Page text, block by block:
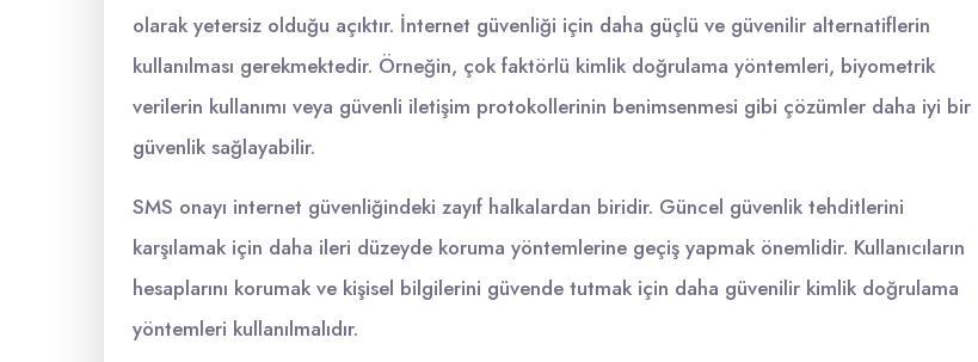
olarak yetersiz olduğu açıktır. İnternet güvenliği için daha güçlü ve güvenilir alternatiflerin
kullanılması gerekmektedir. Örneğin, çok faktörlü kimlik doğrulama yöntemleri, biyometrik
verilerin kullanımı veya güvenli iletişim protokollerinin benimsenmesi gibi çözümler daha iyi bir
güvenlik sağlayabilir.
SMS onayı internet güvenliğindeki zayıf halkalardan biridir. Güncel güvenlik tehditlerini
karşılamak için daha ileri düzeyde koruma yöntemlerine geçiş yapmak önemlidir. Kullanıcıların
hesaplarını korumak ve kişisel bilgilerini güvende tutmak için daha güvenilir kimlik doğrulama
yöntemleri kullanılmalıdır.